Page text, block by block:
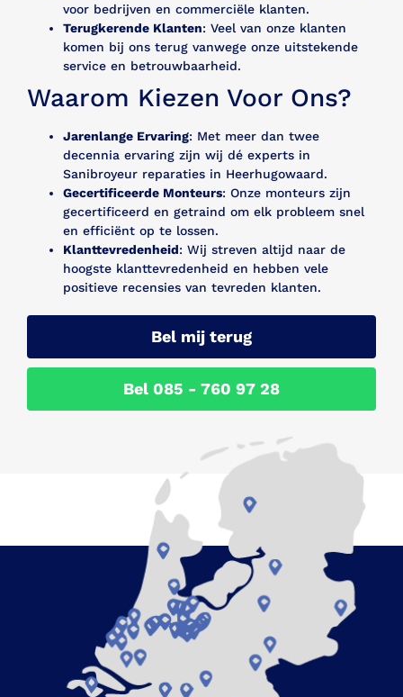
voor bedrijven en commerciële klanten.
Terugkerende Klanten: Veel van onze klanten
komen bij ons terug vanwege onze uitstekende
service en betrouwbaarheid.
Waarom Kiezen Voor Ons?
Jarenlange Ervaring: Met meer dan twee
decennia ervaring zijn wij dé experts in
Sanibroyeur reparaties in Heerhugowaard.
Gecertificeerde Monteurs: Onze monteurs zijn
gecertificeerd en getraind om elk probleem snel
en efficiënt op te lossen.
Klanttevredenheid: Wij streven altijd naar de
hoogste klanttevredenheid en hebben vele
positieve recensies van tevreden klanten.
Bel mij terug
Bel 085 - 760 97 28